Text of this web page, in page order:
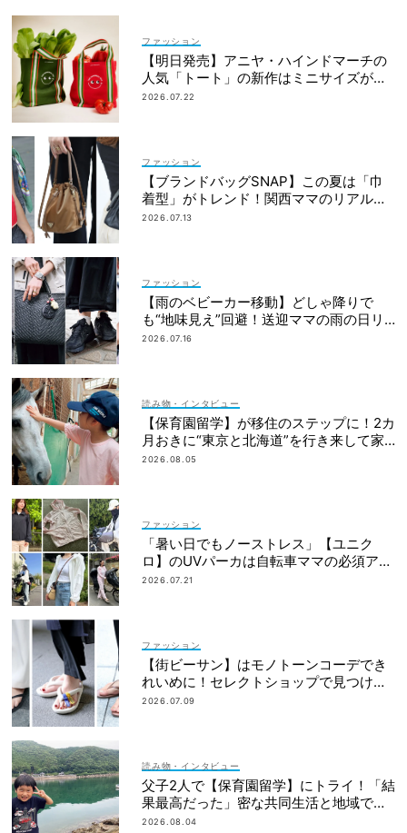
ファッション
【明日発売】アニヤ・ハインドマーチの
人気「トート」の新作はミニサイズがセ
ット！
2026.07.22
ファッション
【ブランドバッグSNAP】この夏は「巾
着型」がトレンド！関西ママのリアルコ
ーデ3選
2026.07.13
ファッション
【雨のベビーカー移動】どしゃ降りで
も“地味見え”回避！送迎ママの雨の日リ
アルSNAP
2026.07.16
読み物・インタビュー
【保育園留学】が移住のステップに！2カ
月おきに“東京と北海道”を行き来して家
族で決断
2026.08.05
ファッション
「暑い日でもノーストレス」【ユニク
ロ】のUVパーカは自転車ママの必須アイ
テム！
2026.07.21
ファッション
【街ビーサン】はモノトーンコーデでき
れいめに！セレクトショップで見つける
ママ多数
2026.07.09
読み物・インタビュー
父子2人で【保育園留学】にトライ！「結
果最高だった」密な共同生活と地域での
交流とは？
2026.08.04